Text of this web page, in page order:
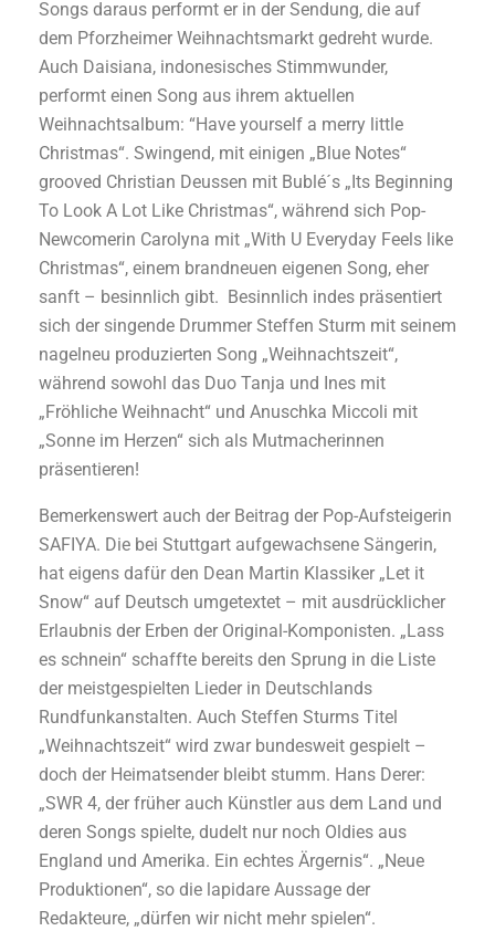
Songs daraus performt er in der Sendung, die auf
dem Pforzheimer Weihnachtsmarkt gedreht wurde.
Auch Daisiana, indonesisches Stimmwunder,
performt einen Song aus ihrem aktuellen
Weihnachtsalbum: “Have yourself a merry little
Christmas“. Swingend, mit einigen „Blue Notes“
grooved Christian Deussen mit Bublé´s „Its Beginning
To Look A Lot Like Christmas“, während sich Pop-
Newcomerin Carolyna mit „With U Everyday Feels like
Christmas“, einem brandneuen eigenen Song, eher
sanft – besinnlich gibt. Besinnlich indes präsentiert
sich der singende Drummer Steffen Sturm mit seinem
nagelneu produzierten Song „Weihnachtszeit“,
während sowohl das Duo Tanja und Ines mit
„Fröhliche Weihnacht“ und Anuschka Miccoli mit
„Sonne im Herzen“ sich als Mutmacherinnen
präsentieren!
Bemerkenswert auch der Beitrag der Pop-Aufsteigerin
SAFIYA. Die bei Stuttgart aufgewachsene Sängerin,
hat eigens dafür den Dean Martin Klassiker „Let it
Snow“ auf Deutsch umgetextet – mit ausdrücklicher
Erlaubnis der Erben der Original-Komponisten. „Lass
es schnein“ schaffte bereits den Sprung in die Liste
der meistgespielten Lieder in Deutschlands
Rundfunkanstalten. Auch Steffen Sturms Titel
„Weihnachtszeit“ wird zwar bundesweit gespielt –
doch der Heimatsender bleibt stumm. Hans Derer:
„SWR 4, der früher auch Künstler aus dem Land und
deren Songs spielte, dudelt nur noch Oldies aus
England und Amerika. Ein echtes Ärgernis“. „Neue
Produktionen“, so die lapidare Aussage der
Redakteure, „dürfen wir nicht mehr spielen“.